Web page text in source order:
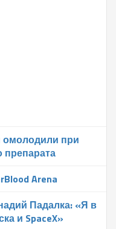
при
Arena
Падалка: «Я в
и SpaceX»